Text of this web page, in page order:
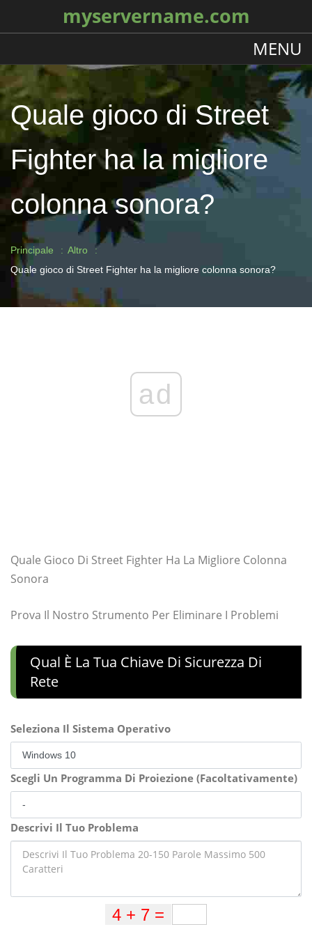
myservername.com
MENU
Quale gioco di Street
Fighter ha la migliore
colonna sonora?
Principale
Altro
Quale gioco di Street Fighter ha la migliore colonna sonora?
ad
Quale Gioco Di Street Fighter Ha La Migliore Colonna
Sonora
Prova Il Nostro Strumento Per Eliminare I Problemi
Qual È La Tua Chiave Di Sicurezza Di
Rete
Seleziona Il Sistema Operativo
Scegli Un Programma Di Proiezione (Facoltativamente)
Descrivi Il Tuo Problema